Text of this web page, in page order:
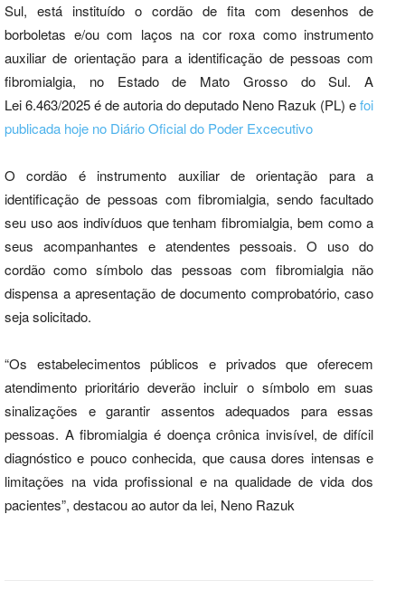
Sul, está instituído o cordão de fita com desenhos de
borboletas e/ou com laços na cor roxa como instrumento
auxiliar de orientação para a identificação de pessoas com
fibromialgia, no Estado de Mato Grosso do Sul. A
Lei 6.463/2025 é de autoria do deputado Neno Razuk (PL) efoi
publicada hoje no Diário Oficial do Poder Excecutivo
O cordão é instrumento auxiliar de orientação para a
identificação de pessoas com fibromialgia, sendo facultado
seu uso aos indivíduos que tenham fibromialgia, bem como a
seus acompanhantes e atendentes pessoais. O uso do
cordão como símbolo das pessoas com fibromialgia não
dispensa a apresentação de documento comprobatório, caso
seja solicitado.
“Os estabelecimentos públicos e privados que oferecem
atendimento prioritário deverão incluir o símbolo em suas
sinalizações e garantir assentos adequados para essas
pessoas. A fibromialgia é doença crônica invisível, de difícil
diagnóstico e pouco conhecida, que causa dores intensas e
limitações na vida profissional e na qualidade de vida dos
pacientes”, destacou ao autor da lei, Neno Razuk